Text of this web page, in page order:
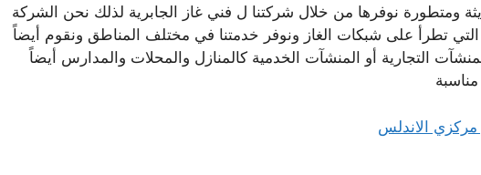
ومتطورة نوفرها من خلال شركتنا ل فني غاز الجابرية لذلك نحن الشركة
تطرأ على شبكات الغاز ونوفر خدمتنا في مختلف المناطق ونقوم أيضاً
التجارية أو المنشآت الخدمية كالمنازل والمحلات والمدارس أيضاً
مركزي الاندلس